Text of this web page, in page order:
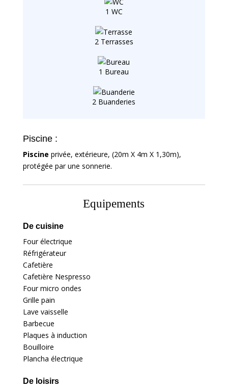
1 WC
2 Terrasses
1 Bureau
2 Buanderies
Piscine :
Piscine privée, extérieure, (20m X 4m X 1,30m),
protégée par une sonnerie.
Equipements
De cuisine
Four électrique
Réfrigérateur
Cafetière
Cafetière Nespresso
Four micro ondes
Grille pain
Lave vaisselle
Barbecue
Plaques à induction
Bouilloire
Plancha électrique
De loisirs